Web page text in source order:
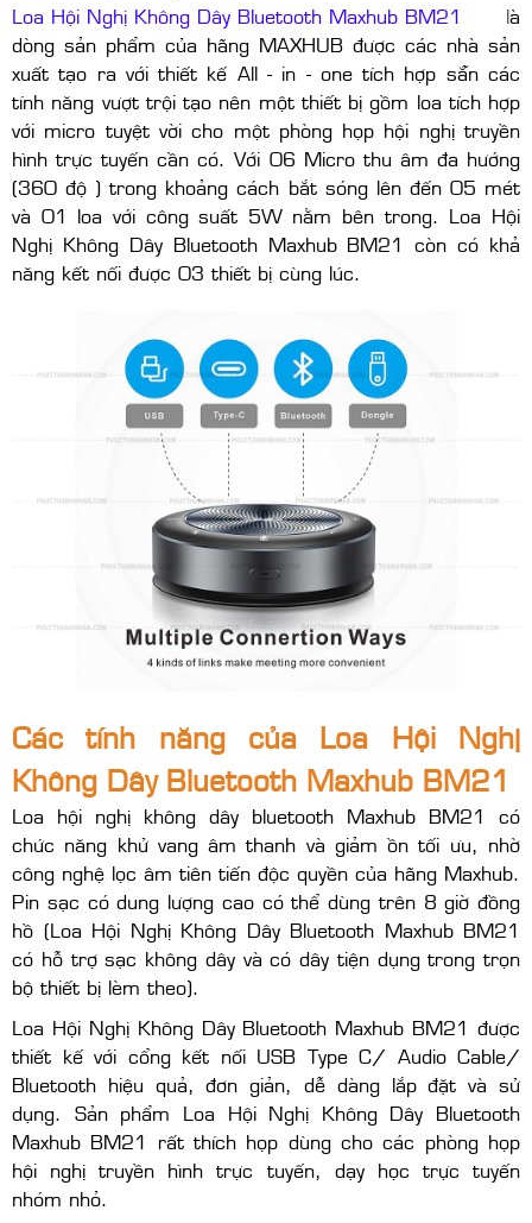
Loa Hội Nghị Không Dây Bluetooth Maxhub BM21 là
dòng sản phẩm của hãng MAXHUB được các nhà sản
xuất tạo ra với thiết kế All - in - one tích hợp sẵn các
tính năng vượt trội tạo nên một thiết bị gồm loa tích hợp
với micro tuyệt vời cho một phòng họp hội nghị truyền
hình trực tuyến cần có. Với 06 Micro thu âm đa hướng
(360 độ ) trong khoảng cách bắt sóng lên đến 05 mét
và 01 loa với công suất 5W nằm bên trong. Loa Hội
Nghị Không Dây Bluetooth Maxhub BM21 còn có khả
năng kết nối được 03 thiết bị cùng lúc.
Các tính năng của Loa Hội Nghị
Không Dây Bluetooth Maxhub BM21
Loa hội nghị không dây bluetooth Maxhub BM21 có
chức năng khử vang âm thanh và giảm ồn tối ưu, nhờ
công nghệ lọc âm tiên tiến độc quyền của hãng Maxhub.
Pin sạc có dung lượng cao có thể dùng trên 8 giờ đồng
hồ (Loa Hội Nghị Không Dây Bluetooth Maxhub BM21
có hỗ trợ sạc không dây và có dây tiện dụng trong trọn
bộ thiết bị lèm theo).
Loa Hội Nghị Không Dây Bluetooth Maxhub BM21 được
thiết kế với cổng kết nối USB Type C/ Audio Cable/
Bluetooth hiệu quả, đơn giản, dễ dàng lắp đặt và sử
dụng. Sản phẩm Loa Hội Nghị Không Dây Bluetooth
Maxhub BM21 rất thích họp dùng cho các phòng họp
hội nghị truyền hình trực tuyến, dạy học trực tuyến
nhóm nhỏ.